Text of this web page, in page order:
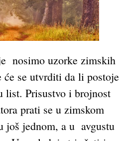
nosimo uzorke zimskih
će se utvrditi da li postoje
list. Prisustvo i brojnost
prati se u zimskom
još jednom, a u avgustu